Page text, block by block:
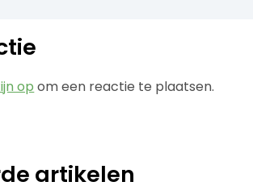
op om een reactie te plaatsen.
artikelen